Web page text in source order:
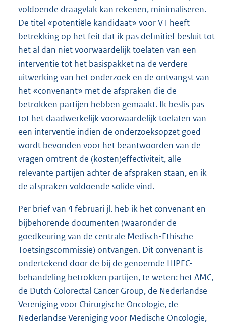
voldoende draagvlak kan rekenen, minimaliseren.
De titel «potentiële kandidaat» voor VT heeft
betrekking op het feit dat ik pas definitief besluit tot
het al dan niet voorwaardelijk toelaten van een
interventie tot het basispakket na de verdere
uitwerking van het onderzoek en de ontvangst van
het «convenant» met de afspraken die de
betrokken partijen hebben gemaakt. Ik beslis pas
tot het daadwerkelijk voorwaardelijk toelaten van
een interventie indien de onderzoeksopzet goed
wordt bevonden voor het beantwoorden van de
vragen omtrent de (kosten)effectiviteit, alle
relevante partijen achter de afspraken staan, en ik
de afspraken voldoende solide vind.
Per brief van 4 februari jl. heb ik het convenant en
bijbehorende documenten (waaronder de
goedkeuring van de centrale Medisch-Ethische
Toetsingscommissie) ontvangen. Dit convenant is
ondertekend door de bij de genoemde HIPEC-
behandeling betrokken partijen, te weten: het AMC,
de Dutch Colorectal Cancer Group, de Nederlandse
Vereniging voor Chirurgische Oncologie, de
Nederlandse Vereniging voor Medische Oncologie,